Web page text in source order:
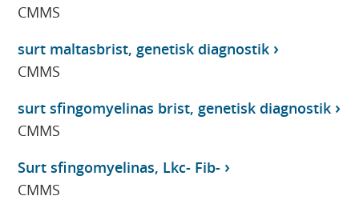
CMMS
surt maltasbrist, genetisk diagnostik
CMMS
surt sfingomyelinas brist, genetisk diagnostik
CMMS
Surt sfingomyelinas, Lkc- Fib-
CMMS